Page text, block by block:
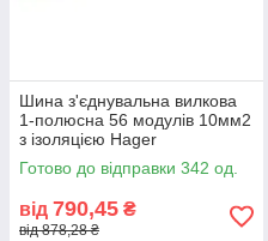
Шина з'єднувальна вилкова
1-полюсна 56 модулів 10мм2
з ізоляцією Hager
Готово до відправки 342 од.
від 790,45 ₴
від 878,28 ₴